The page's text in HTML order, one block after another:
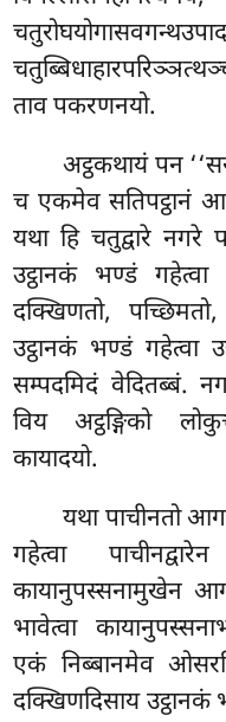
ताव पकरणनयो.
अट्ठकथायं पन
च एकमेव सतिपट्ठानं
यथाहि चतुद्वारे नगरे
उट्ठानकं भण्डं गहेत्वा
दक्खिणतो, पच्छिमतो,
उट्ठानकं भण्डं गहेत्वा
सम्पदमिदं वेदितब्बं.
विय अट्ठङ्गिको
कायादयो.
यथापाचीनतो
गहेत्वा
कायानुपस्सनामुखेन
भावेत्वा
एकं निब्बानमेव
दक्खिणदिसाय उट्ठानकं